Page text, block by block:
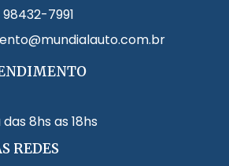
7991
8hs as 18hs
REDES